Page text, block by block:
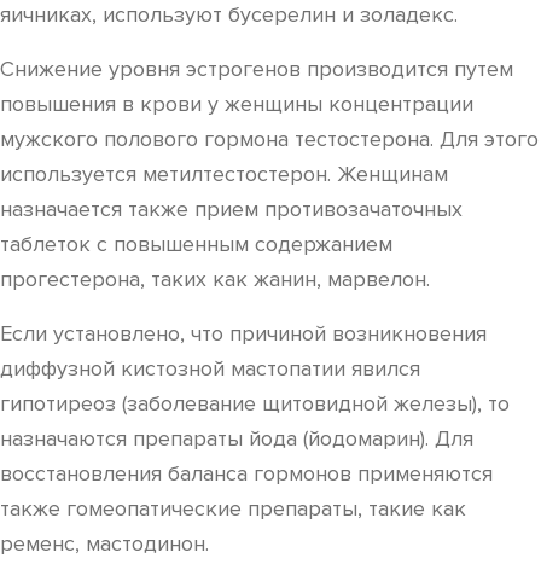
яичниках, используют бусерелин и золадекс.
Снижение уровня эстрогенов производится путем
повышения в крови у женщины концентрации
мужского полового гормона тестостерона. Для этого
используется метилтестостерон. Женщинам
назначается также прием противозачаточных
таблеток с повышенным содержанием
прогестерона, таких как жанин, марвелон.
Если установлено, что причиной возникновения
диффузной кистозной мастопатии явился
гипотиреоз (заболевание щитовидной железы), то
назначаются препараты йода (йодомарин). Для
восстановления баланса гормонов применяются
также гомеопатические препараты, такие как
ременс, мастодинон.